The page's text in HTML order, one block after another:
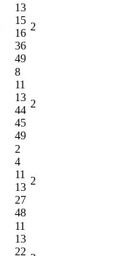
13
15
16
36
49
2
8
11
13
44
45
49
2
2
4
11
13
27
48
2
11
13
22